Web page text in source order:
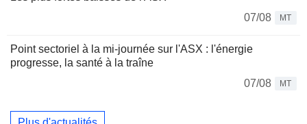
07/08
MT
Point sectoriel à la mi-journée sur l'ASX : l'énergie
progresse, la santé à la traîne
07/08
MT